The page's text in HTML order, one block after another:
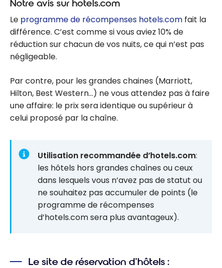
Notre avis sur hotels.com
Le programme de récompenses hotels.com fait la
différence. C’est comme si vous aviez 10% de
réduction sur chacun de vos nuits, ce qui n’est pas
négligeable.
Par contre, pour les grandes chaines (Marriott,
Hilton, Best Western…) ne vous attendez pas à faire
une affaire: le prix sera identique ou supérieur à
celui proposé par la chaîne.
Utilisation recommandée d’hotels.com:
les hôtels hors grandes chaînes ou ceux
dans lesquels vous n’avez pas de statut ou
ne souhaitez pas accumuler de points (le
programme de récompenses
d’hotels.com sera plus avantageux).
Le site de réservation d’hôtels :